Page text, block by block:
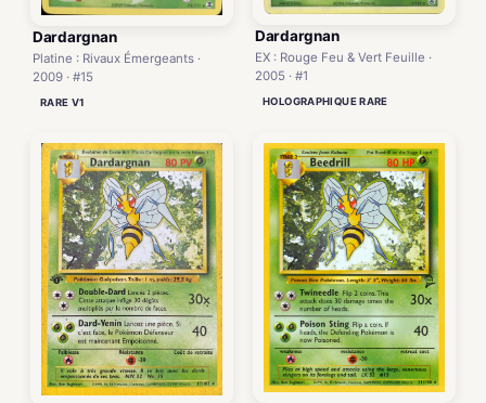
Dardargnan
Platine : Rivaux Émergeants ·
2009 · #15
RARE V1
Dardargnan
EX : Rouge Feu & Vert Feuille ·
2005 · #1
HOLOGRAPHIQUE RARE